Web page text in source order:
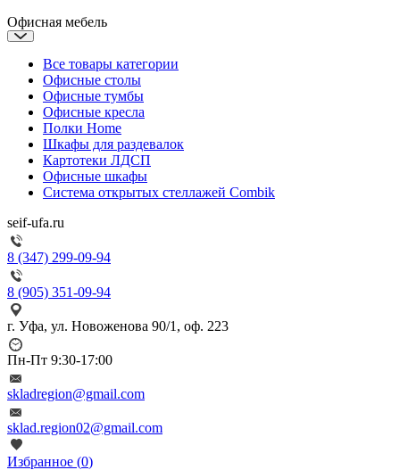
Офисная мебель
Все товары категории
Офисные столы
Офисные тумбы
Офисные кресла
Полки Home
Шкафы для раздевалок
Картотеки ЛДСП
Офисные шкафы
Система открытых стеллажей Combik
seif-ufa.ru
8 (347) 299-09-94
8 (905) 351-09-94
г. Уфа, ул. Новоженова 90/1, оф. 223
Пн-Пт 9:30-17:00
skladregion@gmail.com
sklad.region02@gmail.com
Избранное (0)